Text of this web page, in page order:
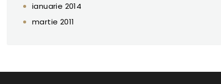
ianuarie 2014
martie 2011